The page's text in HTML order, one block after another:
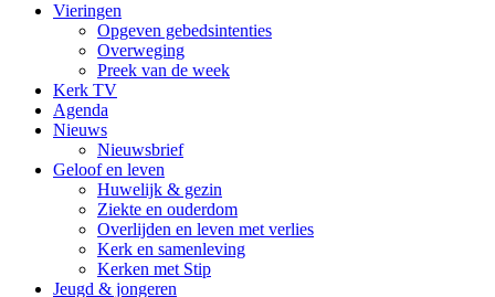
Vieringen
Opgeven gebedsintenties
Overweging
Preek van de week
Kerk TV
Agenda
Nieuws
Nieuwsbrief
Geloof en leven
Huwelijk & gezin
Ziekte en ouderdom
Overlijden en leven met verlies
Kerk en samenleving
Kerken met Stip
Jeugd & jongeren